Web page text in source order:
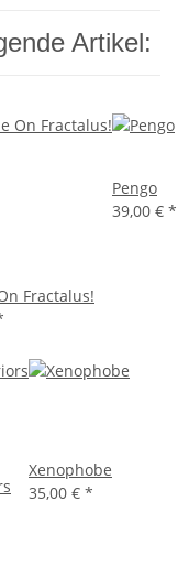
Artikel:
Fractalus!
Pengo
39,00 € *
Xenophobe
35,00 € *